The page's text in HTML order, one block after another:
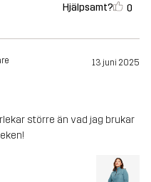
Hjälpsamt? 0
13 juni 2025
större än vad jag brukar